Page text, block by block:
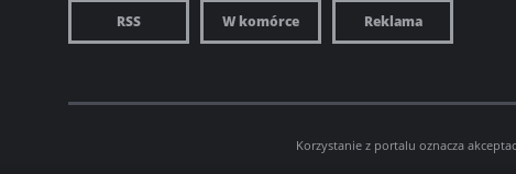
RSS W komórce Reklama
Korzystanie z portalu oznacza